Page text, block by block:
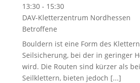
13:30 - 15:30
DAV-Kletterzentrum Nordhessen
Betroffene
Bouldern ist eine Form des
Seilsicherung, bei der in geringer
wird. Die Routen sind kürzer als
Seilklettern, bieten jedoch [...]